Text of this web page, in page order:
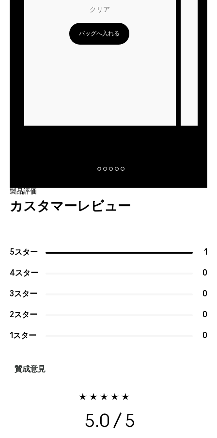
クリア
バッグへ入れる
製品評価
カスタマーレビュー
5スター 1
4スター 0
3スター 0
2スター 0
1スター 0
賛成意見
5.0